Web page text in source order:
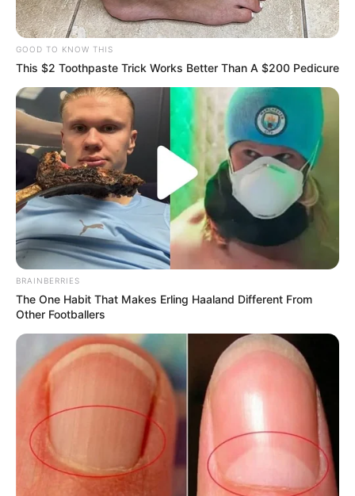
GOOD TO KNOW THIS
This $2 Toothpaste Trick Works Better Than A $200 Pedicure
BRAINBERRIES
The One Habit That Makes Erling Haaland Different From
Other Footballers